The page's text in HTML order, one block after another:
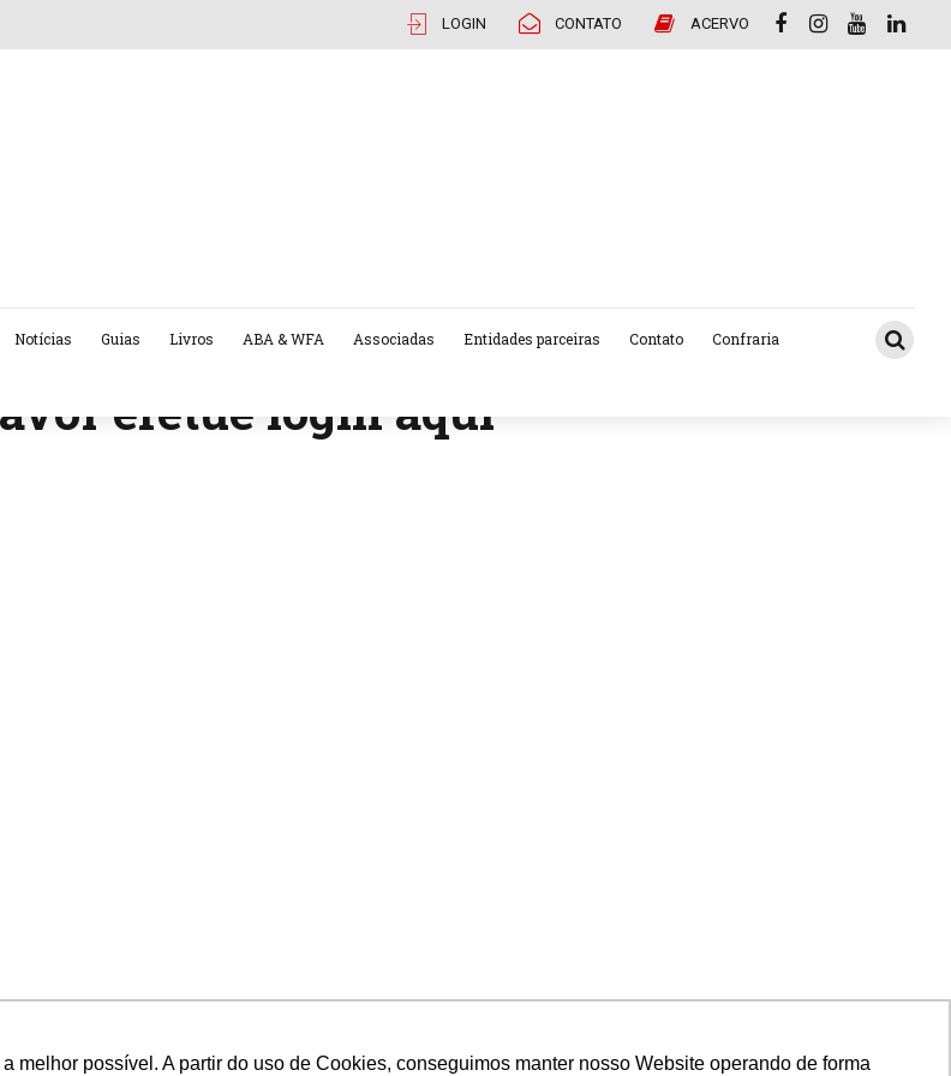
possível. A partir do uso de Cookies, conseguimos manter nosso Website operando de forma
LOGIN CONTATO ACERVO
Notícias Guias Livros ABA & WFA Associadas Entidades parceiras Contato Confraria
efetue login aqui